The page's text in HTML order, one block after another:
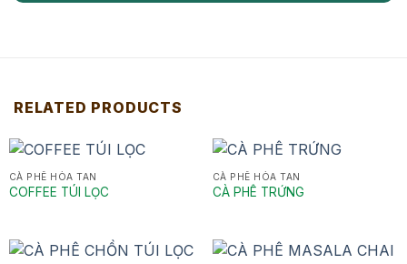
RELATED PRODUCTS
CÀ PHÊ HÒA TAN
COFFEE TÚI LỌC
CÀ PHÊ HÒA TAN
CÀ PHÊ TRỨNG